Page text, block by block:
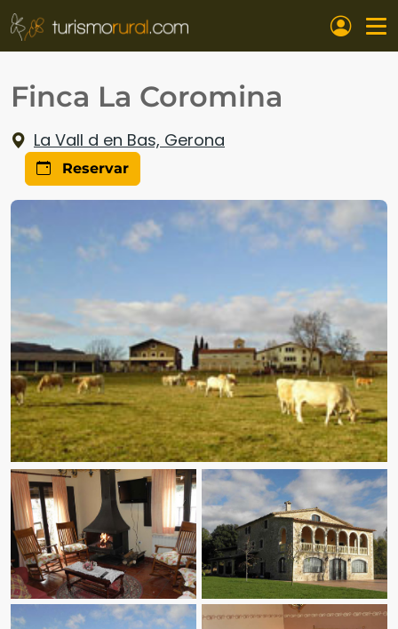
Pasar al contenido principal
Finca La Coromina
La Vall d en Bas, Gerona
Reservar